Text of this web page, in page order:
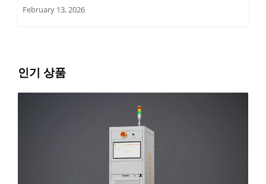
February 13, 2026
인기 상품